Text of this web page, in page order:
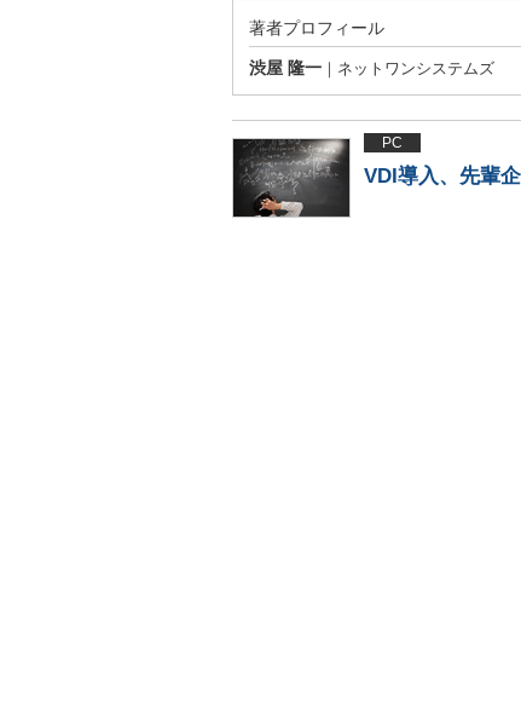
著者プロフィール
渋屋 隆一 ｜ ネットワンシステムズ
PC
VDI導入、先輩